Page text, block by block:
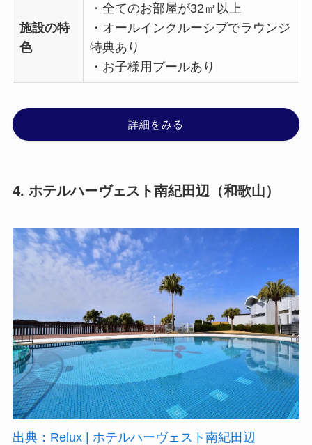
施設の特
色
・全てのお部屋が32㎡以上
・オールインクルーシブでラウンジ
特典あり
・お子様用プールあり
詳細をみる
4. ホテルハーヴェスト南紀田辺（和歌山）
出典：Relux | ホテルハーヴェスト南紀田辺